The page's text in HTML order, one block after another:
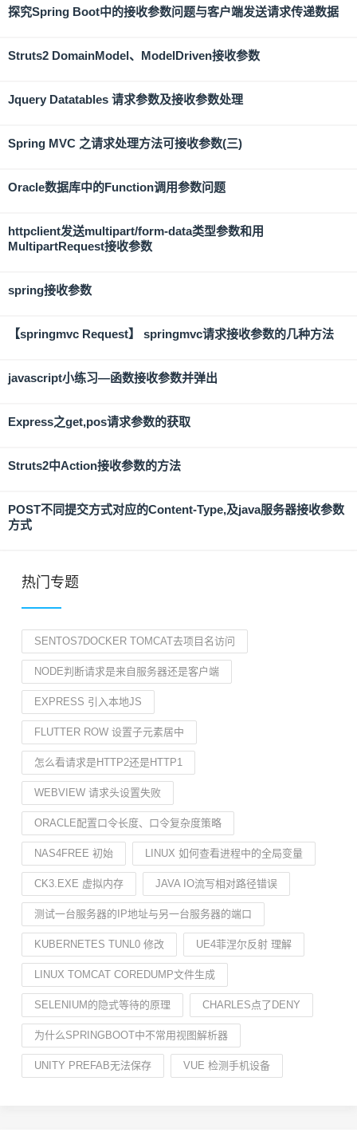
探究Spring Boot中的接收参数问题与客户端发送请求传递数据
Struts2 DomainModel、ModelDriven接收参数
Jquery Datatables 请求参数及接收参数处理
Spring MVC 之请求处理方法可接收参数(三)
Oracle数据库中的Function调用参数问题
httpclient发送multipart/form-data类型参数和用
MultipartRequest接收参数
spring接收参数
【springmvc Request】 springmvc请求接收参数的几种方法
javascript小练习—函数接收参数并弹出
Express之get,pos请求参数的获取
Struts2中Action接收参数的方法
POST不同提交方式对应的Content-Type,及java服务器接收参数
方式
热门专题
SENTOS7DOCKER TOMCAT去项目名访问
NODE判断请求是来自服务器还是客户端
EXPRESS 引入本地JS
FLUTTER ROW 设置子元素居中
怎么看请求是HTTP2还是HTTP1
WEBVIEW 请求头设置失败
ORACLE配置口令长度、口令复杂度策略
NAS4FREE 初始 LINUX 如何查看进程中的全局变量
CK3.EXE 虚拟内存 JAVA IO流写相对路径错误
测试一台服务器的IP地址与另一台服务器的端口
KUBERNETES TUNL0 修改 UE4菲涅尔反射 理解
LINUX TOMCAT COREDUMP文件生成
SELENIUM的隐式等待的原理 CHARLES点了DENY
为什么SPRINGBOOT中不常用视图解析器
UNITY PREFAB无法保存 VUE 检测手机设备